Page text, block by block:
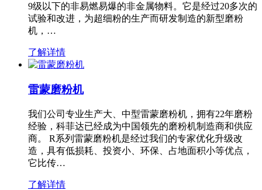
9级以下的非易燃易爆的非金属物料。它是经过20多次的
试验和改进，为超细粉的生产而研发制造的新型磨粉
机，…
了解详情
雷蒙磨粉机
我们公司专业生产大、中型雷蒙磨粉机，拥有22年磨粉
经验，科菲达已经成为中国领先的磨粉机制造商和供应
商。 R系列雷蒙磨粉机是经过我们的专家优化升级改
造，具有低损耗、投资小、环保、占地面积小等优点，
它比传…
了解详情